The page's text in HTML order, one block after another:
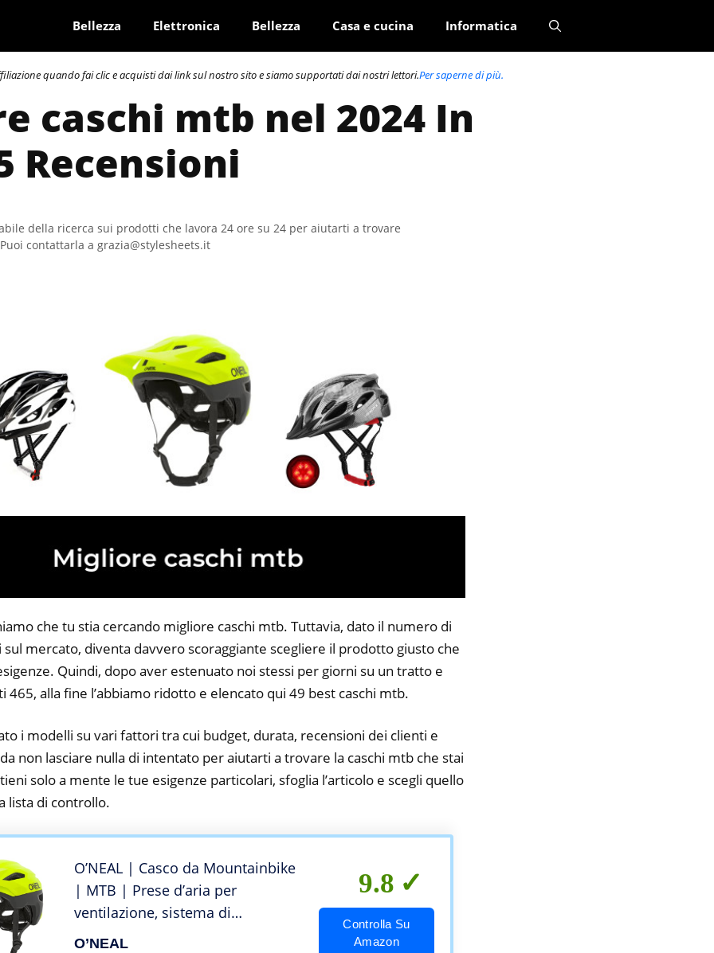
Bellezza Elettronica Bellezza Casa e cucina Informatica
quando fai clic e acquisti dai link sul nostro sito e siamo supportati dai nostri lettori.Per saperne di più.
caschi mtb nel 2024 In
Recensioni
della ricerca sui prodotti che lavora 24 ore su 24 per aiutarti a trovare
contattarla a grazia@stylesheets.it
che tu stia cercando migliore caschi mtb. Tuttavia, dato il numero di
mercato, diventa davvero scoraggiante scegliere il prodotto giusto che
Quindi, dopo aver estenuato noi stessi per giorni su un tratto e
alla fine l’abbiamo ridotto e elencato qui 49 best caschi mtb.
i modelli su vari fattori tra cui budget, durata, recensioni dei clienti e
non lasciare nulla di intentato per aiutarti a trovare la caschi mtb che stai
solo a mente le tue esigenze particolari, sfoglia l’articolo e scegli quello
lista di controllo.
O’NEAL | Casco da Mountainbike
| MTB | Prese d’aria per
ventilazione, sistema di
regolazione della Taglia, standard
O’NEAL
9.8
Controlla Su
Amazon